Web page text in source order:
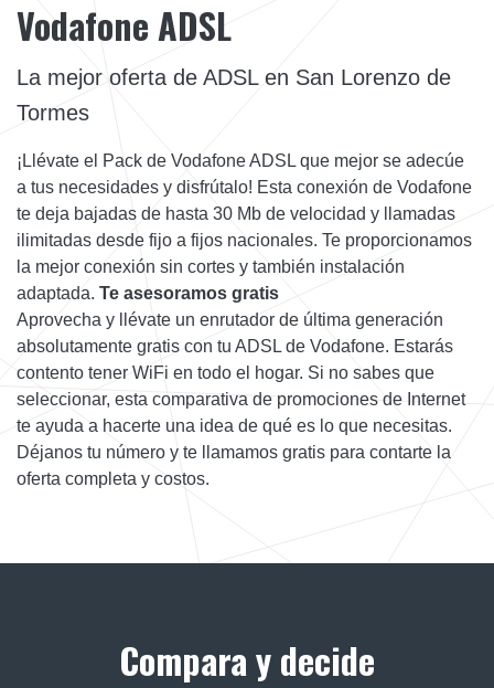
Vodafone ADSL
La mejor oferta de ADSL en San Lorenzo de
Tormes
¡Llévate el Pack de Vodafone ADSL que mejor se adecúe
a tus necesidades y disfrútalo! Esta conexión de Vodafone
te deja bajadas de hasta 30 Mb de velocidad y llamadas
ilimitadas desde fijo a fijos nacionales. Te proporcionamos
la mejor conexión sin cortes y también instalación
adaptada. Te asesoramos gratis
Aprovecha y llévate un enrutador de última generación
absolutamente gratis con tu ADSL de Vodafone. Estarás
contento tener WiFi en todo el hogar. Si no sabes que
seleccionar, esta comparativa de promociones de Internet
te ayuda a hacerte una idea de qué es lo que necesitas.
Déjanos tu número y te llamamos gratis para contarte la
oferta completa y costos.
Compara y decide